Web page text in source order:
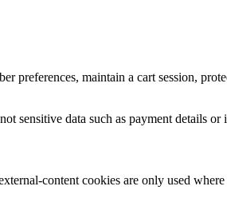
preferences, maintain a cart session,
sensitive data such as payment details or
content cookies are only used where